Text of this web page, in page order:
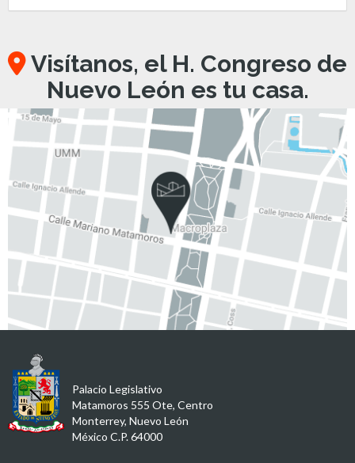
Visítanos, el H. Congreso de
Nuevo León es tu casa.
Palacio Legislativo
Matamoros 555 Ote, Centro
Monterrey, Nuevo León
México C.P. 64000